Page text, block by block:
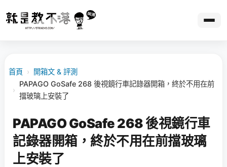
首頁 › 開箱文 & 評測
›
PAPAGO GoSafe 268 後視鏡行車記錄器開箱，終於不用在前
擋玻璃上安裝了
PAPAGO GoSafe 268 後視鏡行車
記錄器開箱，終於不用在前擋玻璃
上安裝了